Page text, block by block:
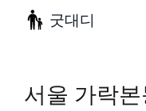
굿대디
서울 가락